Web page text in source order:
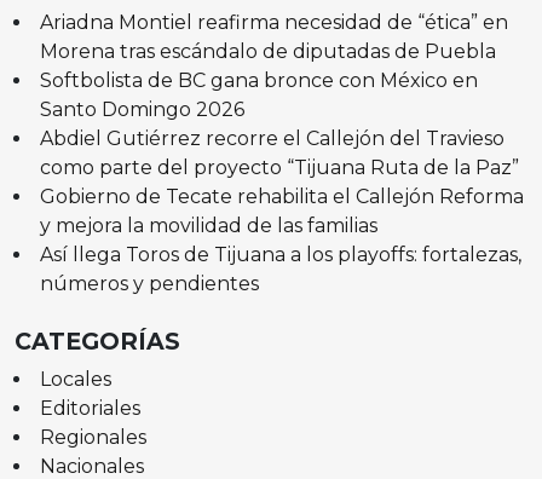
Ariadna Montiel reafirma necesidad de “ética” en
Morena tras escándalo de diputadas de Puebla
Softbolista de BC gana bronce con México en
Santo Domingo 2026
Abdiel Gutiérrez recorre el Callejón del Travieso
como parte del proyecto “Tijuana Ruta de la Paz”
Gobierno de Tecate rehabilita el Callejón Reforma
y mejora la movilidad de las familias
Así llega Toros de Tijuana a los playoffs: fortalezas,
números y pendientes
CATEGORÍAS
Locales
Editoriales
Regionales
Nacionales